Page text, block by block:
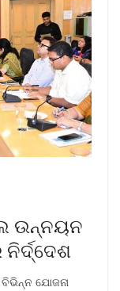
ଉନ୍ନୟନ
ଯୋଜନା